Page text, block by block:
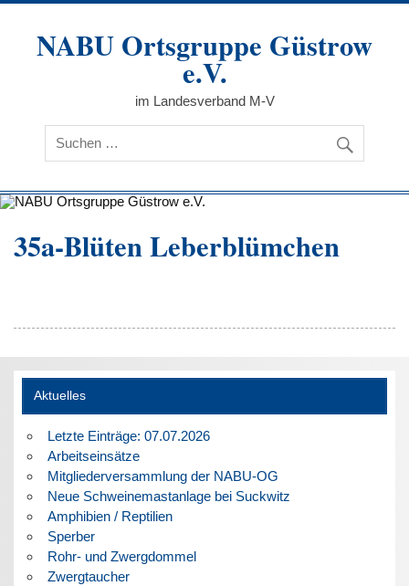
Zum
springenNABU Ortsgruppe Güstrow
e.V.
im Landesverband M-V
35a-Blüten Leberblümchen
Aktuelles
Letzte Einträge: 07.07.2026
Arbeitseinsätze
Mitgliederversammlung der NABU-OG
Neue Schweinemastanlage bei Suckwitz
Amphibien / Reptilien
Sperber
Rohr- und Zwergdommel
Zwergtaucher